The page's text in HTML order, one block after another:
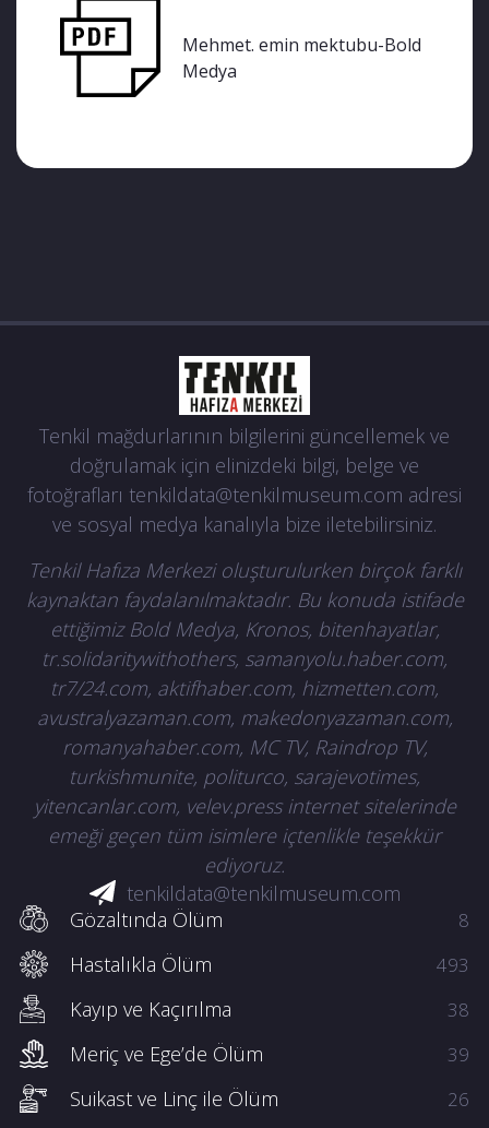
Mehmet. emin mektubu-Bold
Medya
Tenkil mağdurlarının bilgilerini güncellemek ve
doğrulamak için elinizdeki bilgi, belge ve
fotoğrafları tenkildata@tenkilmuseum.com adresi
ve sosyal medya kanalıyla bize iletebilirsiniz.
Tenkil Hafıza Merkezi oluşturulurken birçok farklı
kaynaktan faydalanılmaktadır. Bu konuda istifade
ettiğimiz Bold Medya, Kronos, bitenhayatlar,
tr.solidaritywithothers, samanyolu.haber.com,
tr7/24.com, aktifhaber.com, hizmetten.com,
avustralyazaman.com, makedonyazaman.com,
romanyahaber.com, MC TV, Raindrop TV,
turkishmunite, politurco, sarajevotimes,
yitencanlar.com, velev.press internet sitelerinde
emeği geçen tüm isimlere içtenlikle teşekkür
ediyoruz.
tenkildata@tenkilmuseum.com
Gözaltında Ölüm
8
Hastalıkla Ölüm 493
Kayıp ve Kaçırılma 38
Meriç ve Ege’de Ölüm 39
Suikast ve Linç ile Ölüm 26